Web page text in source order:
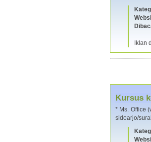
Iklan
Kursus
* Ms. Office
sidoarjo/